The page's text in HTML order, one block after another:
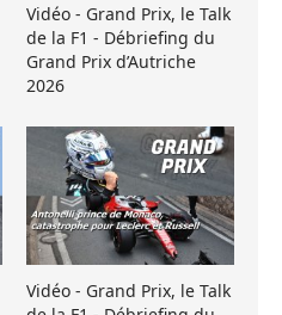
Vidéo - Grand Prix, le Talk
de la F1 - Débriefing du
Grand Prix d’Autriche
2026
Vidéo - Grand Prix, le Talk